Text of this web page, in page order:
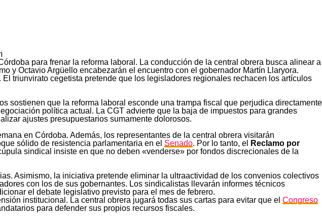
para frenar la reforma laboral. La conducción de la central obrera busca alinear a
y Octavio Argüello encabezarán el encuentro con el gobernador Martín Llaryora.
triunvirato cegetista pretende que los legisladores regionales rechacen los artículos
sostienen que la reforma laboral esconde una trampa fiscal que perjudica directamente
política actual. La CGT advierte que la baja de impuestos para grandes
ajustes presupuestarios sumamente dolorosos.
en Córdoba. Además, los representantes de la central obrera visitarán
sólido de resistencia parlamentaria en el Senado. Por lo tanto, el
Reclamo por
sindical insiste en que no deben «venderse» por fondos discrecionales de la
Asimismo, la iniciativa pretende eliminar la ultraactividad de los convenios colectivos
con los de sus gobernantes. Los sindicalistas llevarán informes técnicos
el debate legislativo previsto para el mes de febrero.
institucional. La central obrera jugará todas sus cartas para evitar que el Congreso
para defender sus propios recursos fiscales.